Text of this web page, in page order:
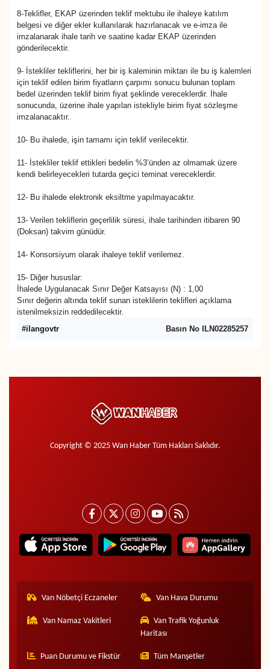
8-Teklifler, EKAP üzerinden teklif mektubu ile ihaleye katılım
belgesi ve diğer ekler kullanılarak hazırlanacak ve e-imza ile
imzalanarak ihale tarih ve saatine kadar EKAP üzerinden
gönderilecektir.
9- İstekliler tekliflerini, her bir iş kaleminin miktarı ile bu iş kalemleri
için teklif edilen birim fiyatların çarpımı sonucu bulunan toplam
bedel üzerinden teklif birim fiyat şeklinde vereceklerdir. İhale
sonucunda, üzerine ihale yapılan istekliyle birim fiyat sözleşme
imzalanacaktır.
10- Bu ihalede, işin tamamı için teklif verilecektir.
11- İstekliler teklif ettikleri bedelin %3’ünden az olmamak üzere
kendi belirleyecekleri tutarda geçici teminat vereceklerdir.
12- Bu ihalede elektronik eksiltme yapılmayacaktır.
13- Verilen tekliflerin geçerlilik süresi, ihale tarihinden itibaren 90
(Doksan) takvim günüdür.
14- Konsorsiyum olarak ihaleye teklif verilemez.
15- Diğer hususlar:
İhalede Uygulanacak Sınır Değer Katsayısı (N) : 1,00
Sınır değerin altında teklif sunan isteklilerin teklifleri açıklama
istenilmeksizin reddedilecektir.
#ilangovtr
Basın No ILN02285257
Copyright © 2025 Wan Haber Tüm Hakları Saklıdır.
Van Nöbetçi Eczaneler Van Hava Durumu
Van Namaz Vakitleri
Van Trafik Yoğunluk
Haritası
Puan Durumu ve Fikstür Tüm Manşetler